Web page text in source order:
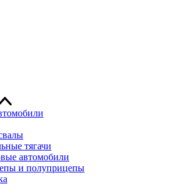
тягачи
автомобили
и полуприцепы